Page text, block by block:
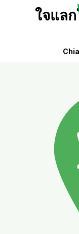
ใจแล